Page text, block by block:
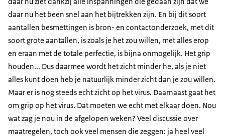
daar nu het been snel aan het bijtrekken zijn. En bij dit soort
aantallen besmettingen is bron- en contactonderzoek, met dit
soort grote aantallen, is zoals je het zou willen, met alles erop
en eraan met de totale perfectie, is bijna onmogelijk. Het grip
houden... Dus daarmee wordt het zicht minder he, als je niet
alles kunt doen heb je natuurlijk minder zicht dan je zou willen.
Maar er is nog steeds echt zicht op het virus. Daarnaast gaat het
om grip op het virus. Dat moeten we echt met elkaar doen. Nou
wat zag je nou in de afgelopen weken? Veel discussie over
maatregelen, toch ook veel mensen die zeggen: ja heel veel